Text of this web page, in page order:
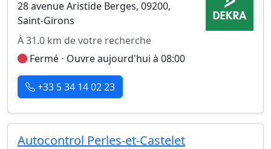
28 avenue Aristide Berges, 09200,
Saint-Girons
À 31.0 km de votre recherche
Fermé ⋅ Ouvre aujourd'hui à 08:00
+33 5 34 14 02 23
Autocontrol Perles-et-Castelet